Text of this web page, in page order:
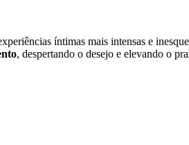
íntimas mais intensas e
, despertando o desejo e elevando o